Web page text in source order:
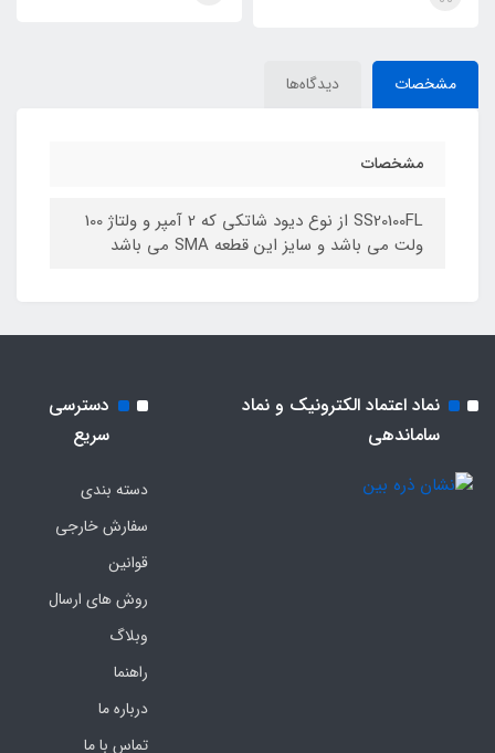
مشخصات دیدگاه‌ها
مشخصات
SS20100FL از نوع دیود شاتکی که 2 آمپر و ولتاژ 100
ولت می باشد و سایز این قطعه SMA می باشد
نماد اعتماد الکترونیک و نماد
ساماندهی
دسترسی
سریع
دسته بندی
سفارش خارجی
قوانین
روش های ارسال
وبلاگ
راهنما
درباره ما
تماس با ما